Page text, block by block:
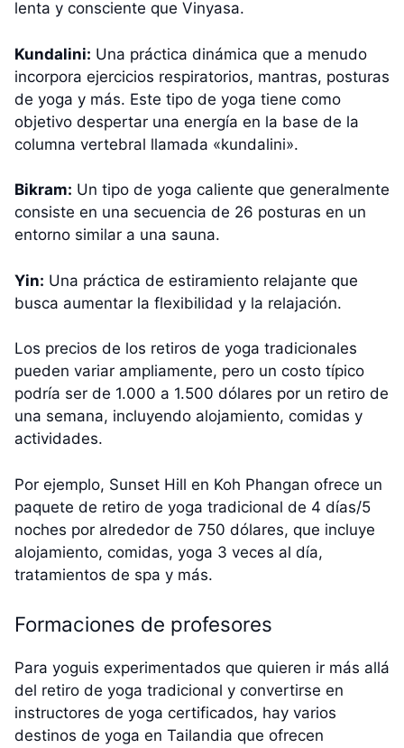
lenta y consciente que Vinyasa.
Kundalini: Una práctica dinámica que a menudo
incorpora ejercicios respiratorios, mantras, posturas
de yoga y más. Este tipo de yoga tiene como
objetivo despertar una energía en la base de la
columna vertebral llamada «kundalini».
Bikram: Un tipo de yoga caliente que generalmente
consiste en una secuencia de 26 posturas en un
entorno similar a una sauna.
Yin: Una práctica de estiramiento relajante que
busca aumentar la flexibilidad y la relajación.
Los precios de los retiros de yoga tradicionales
pueden variar ampliamente, pero un costo típico
podría ser de 1.000 a 1.500 dólares por un retiro de
una semana, incluyendo alojamiento, comidas y
actividades.
Por ejemplo, Sunset Hill en Koh Phangan ofrece un
paquete de retiro de yoga tradicional de 4 días/5
noches por alrededor de 750 dólares, que incluye
alojamiento, comidas, yoga 3 veces al día,
tratamientos de spa y más.
Formaciones de profesores
Para yoguis experimentados que quieren ir más allá
del retiro de yoga tradicional y convertirse en
instructores de yoga certificados, hay varios
destinos de yoga en Tailandia que ofrecen